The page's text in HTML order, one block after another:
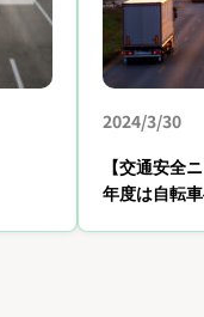
2024/3/30
【交通安全
年度は自転